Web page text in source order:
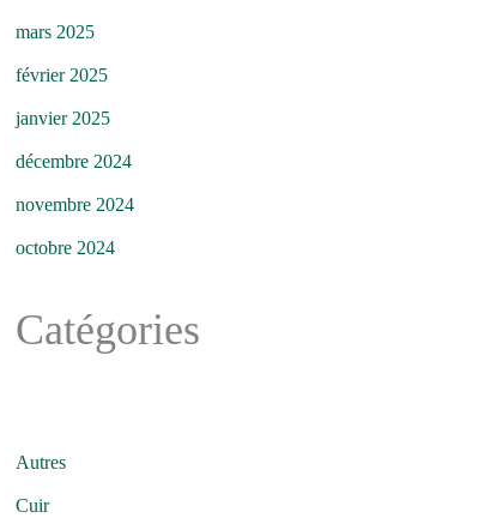
mars 2025
février 2025
janvier 2025
décembre 2024
novembre 2024
octobre 2024
Catégories
Autres
Cuir